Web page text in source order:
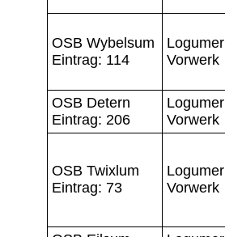
OSB Wybelsum
Eintrag: 114
Logumer
Vorwerk
OSB Detern
Eintrag: 206
Logumer
Vorwerk
OSB Twixlum
Eintrag: 73
Logumer
Vorwerk